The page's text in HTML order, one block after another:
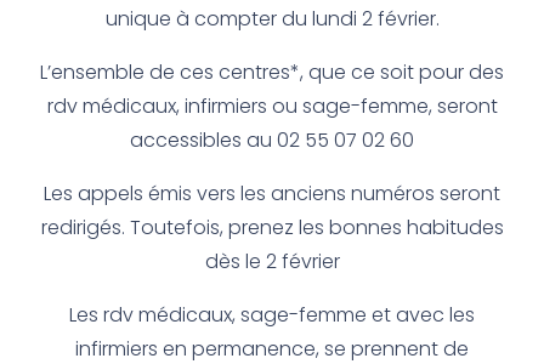
unique à compter du lundi 2 février.
L’ensemble de ces centres*, que ce soit pour des
rdv médicaux, infirmiers ou sage-femme, seront
accessibles au 02 55 07 02 60
Les appels émis vers les anciens numéros seront
redirigés. Toutefois, prenez les bonnes habitudes
dès le 2 février
Les rdv médicaux, sage-femme et avec les
infirmiers en permanence, se prennent de